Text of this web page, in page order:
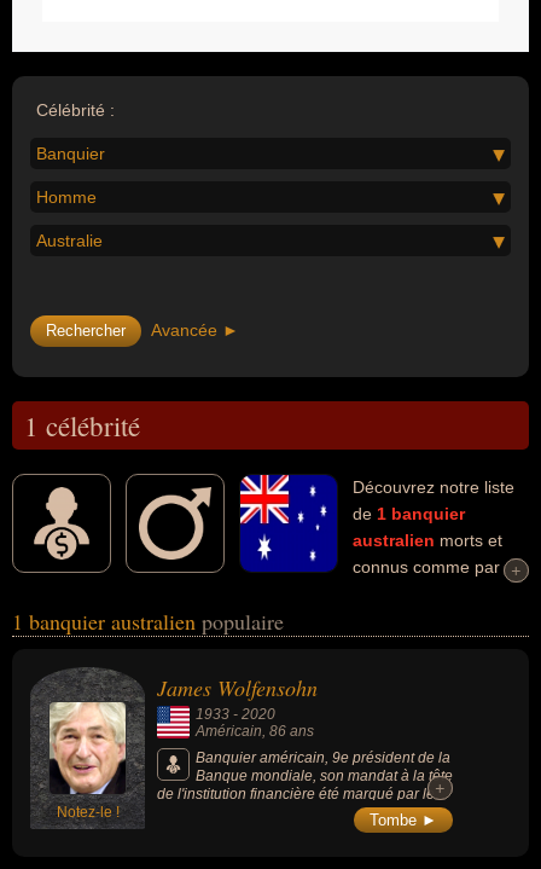
Célébrité :
Banquier
Homme
Australie
Avancée ►
1 célébrité
Découvrez notre liste
de 1 banquier
australien morts et
connus comme par
masculin) peuvent avoir des liens variés dans les domaines de
combat. Ces célébrités peuvent également avoir été escrimeur,
homme d'affaire, philanthrope ou sportif. En ce qui concerne leurs
nationalités au moment de leurs morts, ils peuvent avoir été
américain par exemple.
+
+
1 banquier australien populaire
Notez-le !
James Wolfensohn
1933 - 2020
Américain, 86 ans
Banquier américain, 9e président de la
Banque mondiale, son mandat à la tête
de l'institution financière été marqué par le
développement ; il a participé au retrait
+
+
Tombe ►